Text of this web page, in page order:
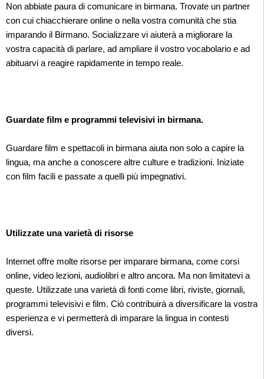
Non abbiate paura di comunicare in birmana. Trovate un partner
con cui chiacchierare online o nella vostra comunità che stia
imparando il Birmano. Socializzare vi aiuterà a migliorare la
vostra capacità di parlare, ad ampliare il vostro vocabolario e ad
abituarvi a reagire rapidamente in tempo reale.
Guardate film e programmi televisivi in birmana.
Guardare film e spettacoli in birmana aiuta non solo a capire la
lingua, ma anche a conoscere altre culture e tradizioni. Iniziate
con film facili e passate a quelli più impegnativi.
Utilizzate una varietà di risorse
Internet offre molte risorse per imparare birmana, come corsi
online, video lezioni, audiolibri e altro ancora. Ma non limitatevi a
queste. Utilizzate una varietà di fonti come libri, riviste, giornali,
programmi televisivi e film. Ciò contribuirà a diversificare la vostra
esperienza e vi permetterà di imparare la lingua in contesti
diversi.